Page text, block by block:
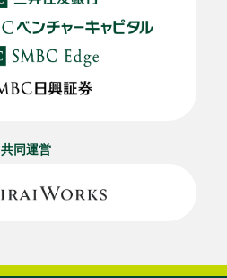
共同運営